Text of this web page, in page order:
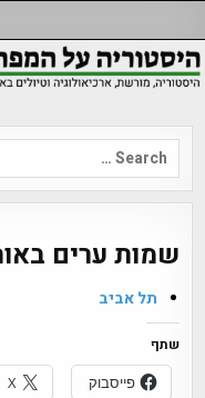
to
content
Search
for:
שמות ערים
תל אביב
שתף
פייסבוק
X